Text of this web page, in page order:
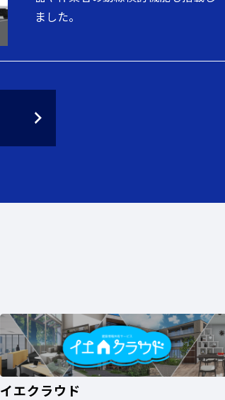
ました。
イエクラウド